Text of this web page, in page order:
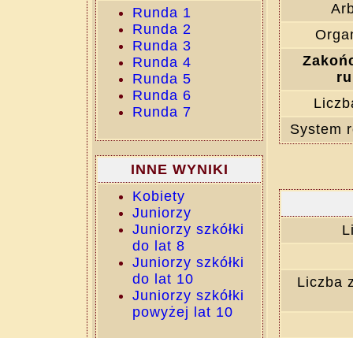
Runda 1
Runda 2
Runda 3
Runda 4
Runda 5
Runda 6
Runda 7
INNE WYNIKI
Kobiety
Juniorzy
Juniorzy szkółki
do lat 8
Juniorzy szkółki
do lat 10
Juniorzy szkółki
powyżej lat 10
System
Liczba